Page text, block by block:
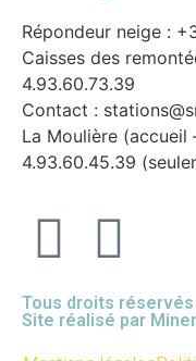
Répondeur neige :
Caisses des
4.93.60.73.39
Contact :
La Moulière (accueil
4.93.60.45.39
Tous droits réservés
Site réalisé par